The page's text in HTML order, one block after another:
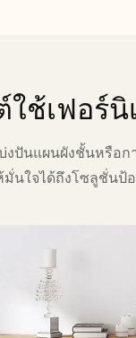
ช้เฟอร์
ปันแผนผังชั้นหรือ
มั่นใจได้ถึงโซลูชั่